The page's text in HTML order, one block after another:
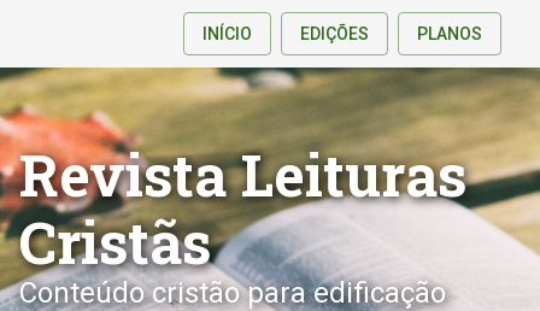
INÍCIO EDIÇÕES PLANOS
Revista Leituras
Cristãs
Conteúdo cristão para edificação